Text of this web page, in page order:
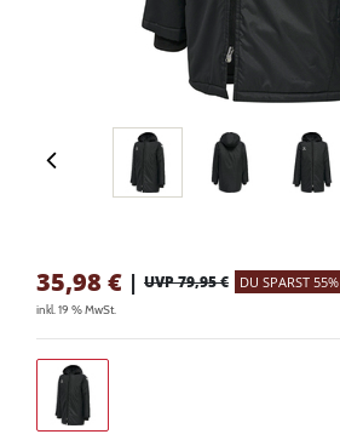
35,98 € | UVP 79,95 € DU SPARST 55%
inkl. 19 % MwSt.